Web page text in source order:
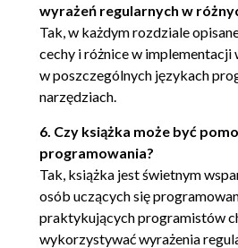
Biblioteka PCRE (115)
Obsługiwane metaznaki
PCRE API (122)
Obsługa Unicode (127)
Przykłady (127)
Inne źródła informacji (130)
Serwer WWW Apache (131)
Obsługiwane metaznaki
wyrażeń regularnych w
Tak, w każdym rozdziale
cechy i różnice w implementacji
w poszczególnych językach
narzędziach.
6. Czy książka może być
programowania?
Tak, książka jest świetnym
osób uczących się
praktykujących programistów
wykorzystywać wyrażenia